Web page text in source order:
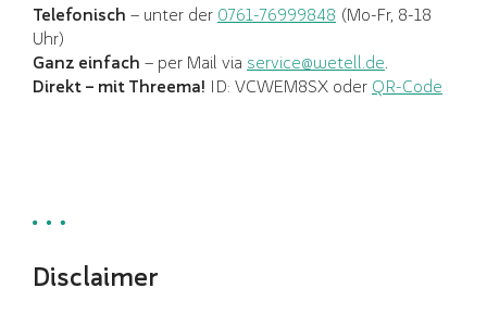
Telefonisch – unter der 0761-76999848 (Mo-Fr, 8-18
Uhr)
Ganz einfach – per Mail via service@wetell.de.
Direkt – mit Threema! ID: VCWEM8SX oder QR-Code
Disclaimer